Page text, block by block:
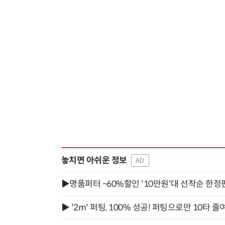
놓치면 아쉬운 정보 AD
▶명품퍼터 ~60%할인 '10만원'대 선착순 한정
▶ '2m' 퍼팅, 100% 성공! 퍼팅으로만 10타 줄